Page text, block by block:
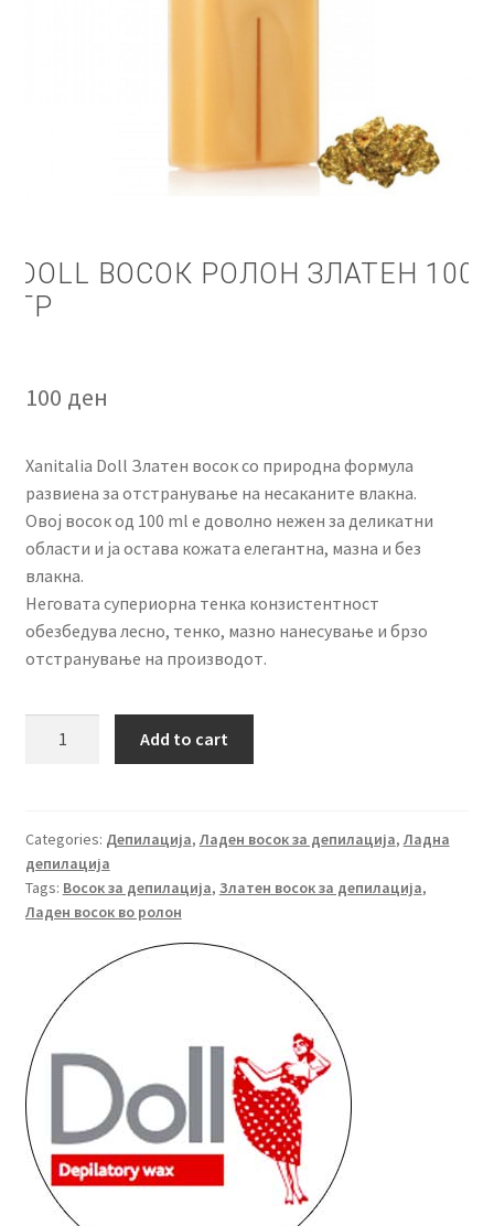
ПОЛИТИКА И УСЛОВИ ЗА КОРИСТЕЊЕ
ПРОИЗВОДИ
DOLL ВОСОК РОЛОН ЗЛАТЕН 100
ГР
100 ден
Xanitalia Doll Златен восок со природна формула
развиена за отстранување на несаканите влакна.
Овој восок од 100 ml е доволно нежен за деликатни
области и ја остава кожата елегантна, мазна и без
влакна.
Неговата супериорна тенка конзистентност
обезбедува лесно, тенко, мазно нанесување и брзо
отстранување на производот.
100
гр
quantity
Add to cart
Categories: Депилација,Ладен восок за депилација,Ладна
депилација
Tags: Восок за депилација, Златен восок за депилација,
Ладен восок во ролон